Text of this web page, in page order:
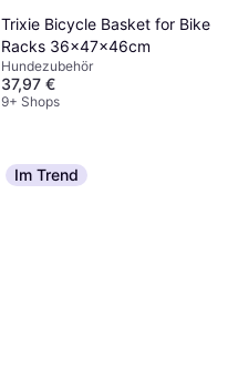
Trixie Bicycle Basket for Bike
Racks 36x47x46cm
Hundezubehör
37,97 €
9+ Shops
Im Trend